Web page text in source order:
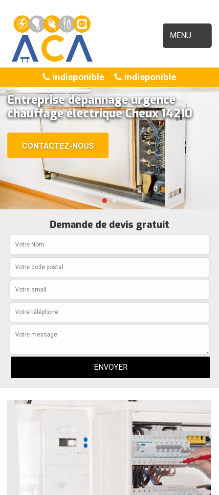
MENU
indisponible indisponible
Entreprise dépannage urgence
chauffage électrique Cheux 14210
CONTACTEZ-NOUS
Demande de devis gratuit